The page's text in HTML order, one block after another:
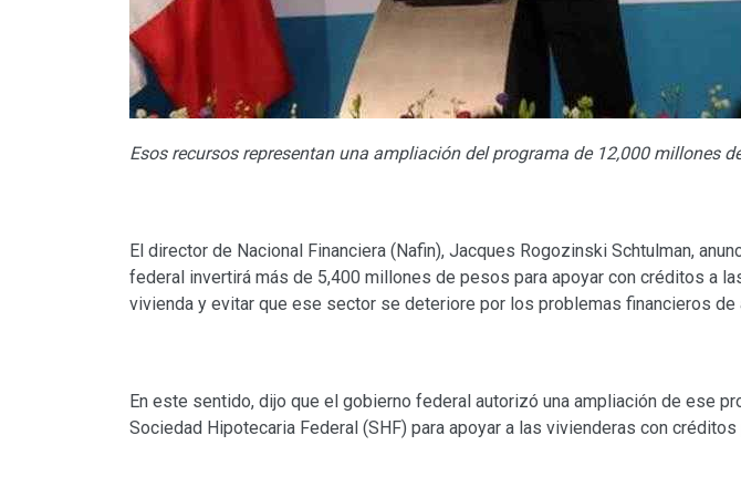
Esos recursos representan una ampliación del programa de 12,000 millones
El director de Nacional Financiera (Nafin), Jacques Rogozinski Schtulman,
federal invertirá más de 5,400 millones de pesos para apoyar con créditos a
vivienda y evitar que ese sector se deteriore por los problemas financieros de
En este sentido, dijo que el gobierno federal autorizó una ampliación de ese
Sociedad Hipotecaria Federal (SHF) para apoyar a las vivienderas con créditos